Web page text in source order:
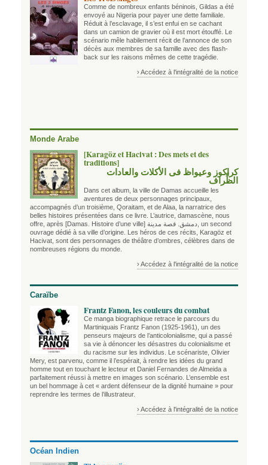
Comme de nombreux enfants béninois, Gildas a été
envoyé au Nigeria pour payer une dette familiale.
Réduit à l’esclavage, il s’est enfui en se cachant
dans un camion de gravier où il est mort étouffé. Le
scénario mêle habilement récit de l’annonce de son
décès aux membres de sa famille avec des flash-
back sur les raisons mêmes de cette tragédie.
› Accédez à l'intégralité de la notice
Monde Arabe
[Karagöz et Hacivat : Des mets et des
traditions]
كراكوز وعيواظ فى الأكلات والعادات
الظِّراف
Dans cet album, la ville de Damas accueille les
aventures de deux personnages principaux,
accompagnés d’un troisième, Qoraitam, et de Alaa, la narratrice des
belles histoires présentées dans ce livre. L’autrice, damascène, nous
offre, après
[Damas. Histoire d’une ville] دمشق. قصة مدينة, un second
ouvrage dédié à sa ville d’origine. Les héros de ces récits, Karagöz et
Hacivat, sont des personnages de théâtre d’ombres, célèbres dans de
nombreuses régions du monde.
› Accédez à l'intégralité de la notice
Caraïbe
Frantz Fanon, les couleurs du combat
Ce manga biographique retrace le parcours du
Martiniquais Frantz Fanon (1925-1961), un des
penseurs majeurs de l’anticolonialisme, qui a passé
sa vie à dénoncer les désastres du colonialisme et
du racisme sur les individus. Le scénariste, Olivier
Mery, est parvenu, comme il l’espérait, à rendre les idées du grand
homme tout en touchant le lecteur et Daniel Fernandes de Almeida a
parfaitement réussi à mettre en images son scénario. L’ensemble est
un bel hommage à cet « ardent défenseur de la dignité humaine » pour
reprendre les termes de l’illustrateur.
› Accédez à l'intégralité de la notice
Océan Indien